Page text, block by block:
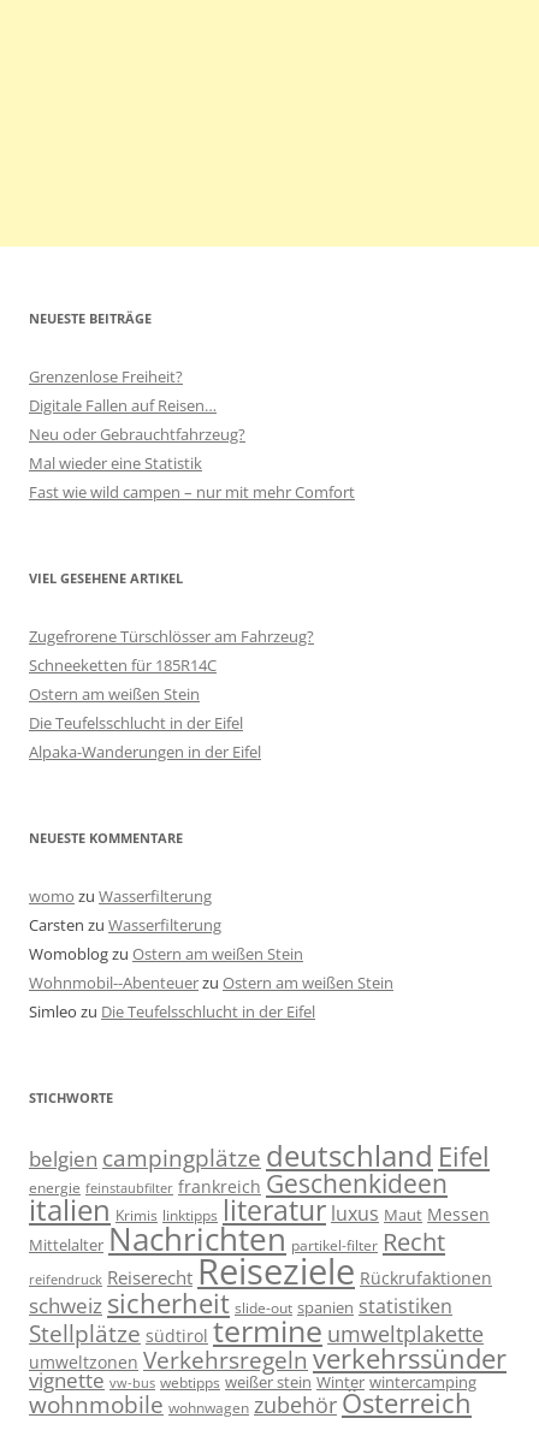
NEUESTE BEITRÄGE
Grenzenlose Freiheit?
Digitale Fallen auf Reisen…
Neu oder Gebrauchtfahrzeug?
Mal wieder eine Statistik
Fast wie wild campen – nur mit mehr Comfort
VIEL GESEHENE ARTIKEL
Zugefrorene Türschlösser am Fahrzeug?
Schneeketten für 185R14C
Ostern am weißen Stein
Die Teufelsschlucht in der Eifel
Alpaka-Wanderungen in der Eifel
NEUESTE KOMMENTARE
womo zu Wasserfilterung
Carsten zu Wasserfilterung
Womoblogzu Ostern am weißen Stein
Wohnmobil--Abenteuerzu Ostern am weißen Stein
Simleo zu Die Teufelsschlucht in der Eifel
STICHWORTE
belgien campingplätze deutschland Eifel
energie feinstaubfilter frankreich Geschenkideen
italien Krimis linktipps literatur luxus Maut Messen
Mittelalter Nachrichten partikel-filter Recht
reifendruck Reiserecht Reiseziele Rückrufaktionen
schweiz sicherheit slide-out spanien statistiken
Stellplätze südtirol termine umweltplakette
umweltzonen Verkehrsregeln verkehrssünder
vignette vw-bus webtipps weißer stein Winter wintercamping
wohnmobile wohnwagen zubehör Österreich